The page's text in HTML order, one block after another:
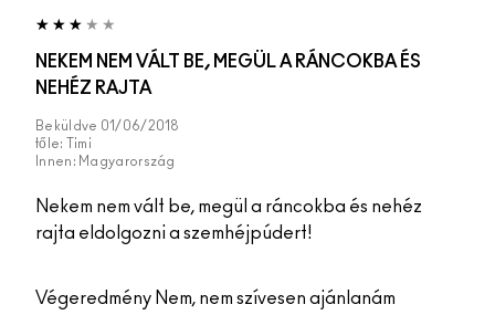
NEKEM NEM VÁLT BE, MEGÜL A RÁNCOKBA ÉS
NEHÉZ RAJTA
Beküldve 01/06/2018
tőle:
Timi
Innen: Magyarország
Nekem nem vált be, megül a ráncokba és nehéz
rajta eldolgozni a szemhéjpúdert!
Végeredmény Nem, nem szívesen ajánlanám